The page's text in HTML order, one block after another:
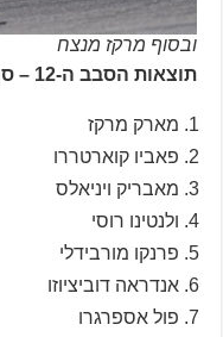
ובסוף מרקז מנצח
תוצאות הסבב ה-12 – סן-מארינו (מיזאנו)
מארק מרקז
פאביו קוארטררו
מאבריק ויניאלס
ולנטינו רוסי
פרנקו מורבידלי
אנדראה דוביציוזו
פול אספרגרו